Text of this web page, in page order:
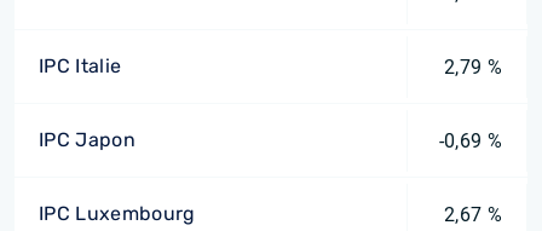
IPC Italie 2,79 %
IPC Japon -0,69 %
IPC Luxembourg 2,67 %